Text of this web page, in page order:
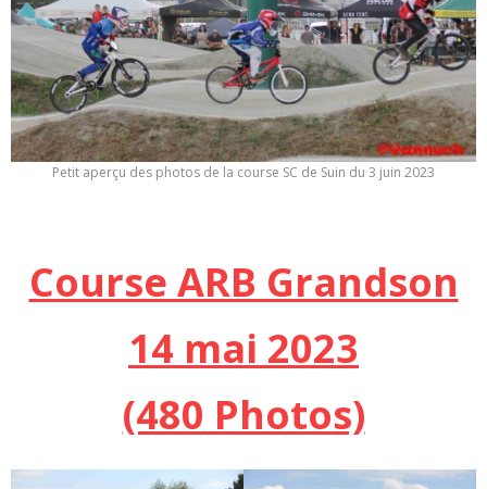
Petit aperçu des photos de la course SC de Suin du 3 juin 2023
Course ARB Grandson
14 mai 2023
(480 Photos)